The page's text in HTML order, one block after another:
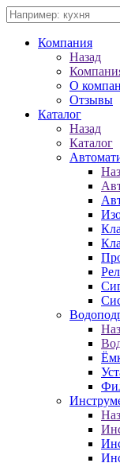
Компания
Назад
О
Отзывы
Каталог
Назад
Каталог